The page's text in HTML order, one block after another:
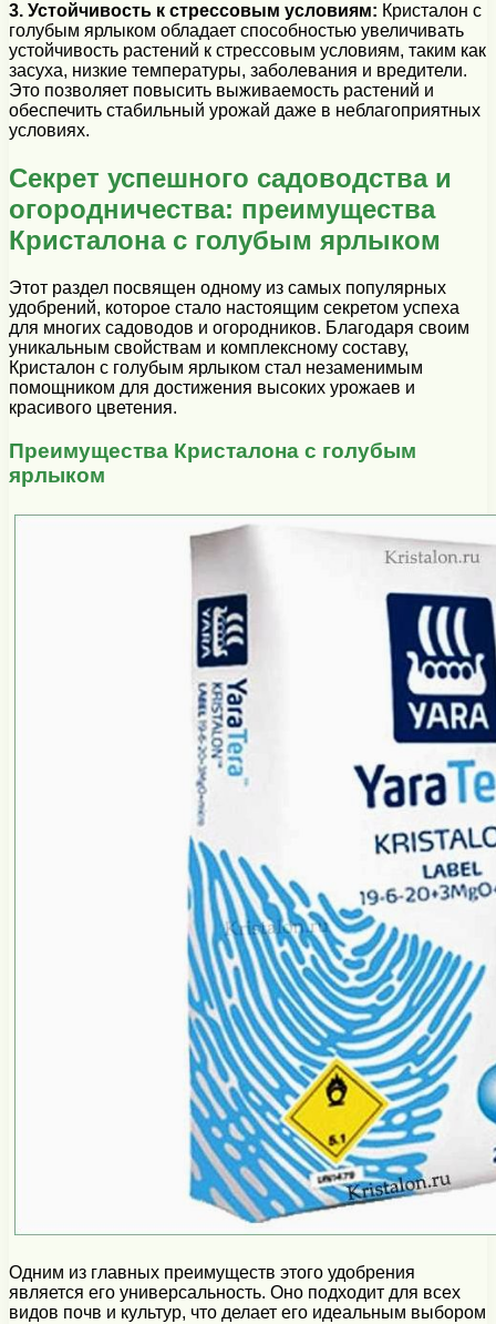
3. Устойчивость к стрессовым условиям: Кристалон с
голубым ярлыком обладает способностью увеличивать
устойчивость растений к стрессовым условиям, таким как
засуха, низкие температуры, заболевания и вредители.
Это позволяет повысить выживаемость растений и
обеспечить стабильный урожай даже в неблагоприятных
условиях.
Секрет успешного садоводства и
огородничества: преимущества
Кристалона с голубым ярлыком
Этот раздел посвящен одному из самых популярных
удобрений, которое стало настоящим секретом успеха
для многих садоводов и огородников. Благодаря своим
уникальным свойствам и комплексному составу,
Кристалон с голубым ярлыком стал незаменимым
помощником для достижения высоких урожаев и
красивого цветения.
Преимущества Кристалона с голубым
ярлыком
Одним из главных преимуществ этого удобрения
является его универсальность. Оно подходит для всех
видов почв и культур, что делает его идеальным выбором